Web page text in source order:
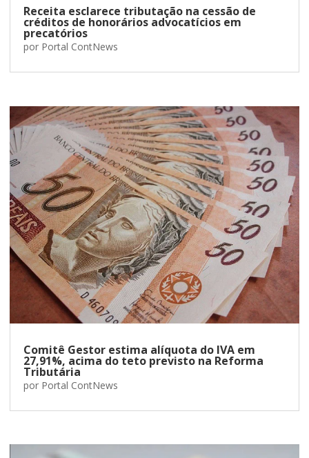
Receita esclarece tributação na cessão de
créditos de honorários advocatícios em
precatórios
por Portal ContNews
Comitê Gestor estima alíquota do IVA em
27,91%, acima do teto previsto na Reforma
Tributária
por Portal ContNews